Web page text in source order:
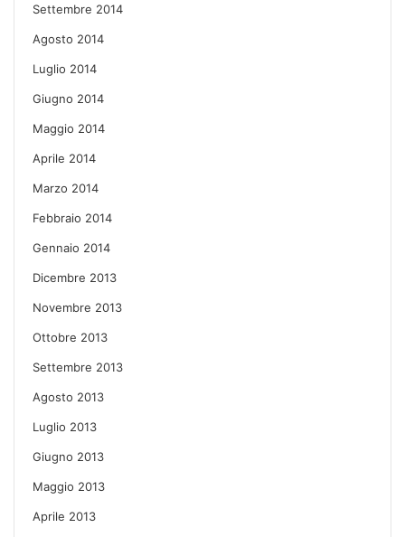
Settembre 2014
Agosto 2014
Luglio 2014
Giugno 2014
Maggio 2014
Aprile 2014
Marzo 2014
Febbraio 2014
Gennaio 2014
Dicembre 2013
Novembre 2013
Ottobre 2013
Settembre 2013
Agosto 2013
Luglio 2013
Giugno 2013
Maggio 2013
Aprile 2013